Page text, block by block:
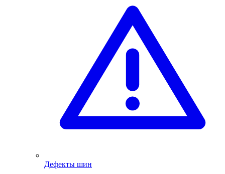
Дефекты шин